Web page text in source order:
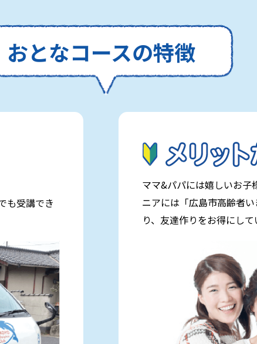
おとなコースの特徴
も受講でき
ママ&パパには嬉しいお子
ニアには「広島市高齢者
り、友達作りをお得にして